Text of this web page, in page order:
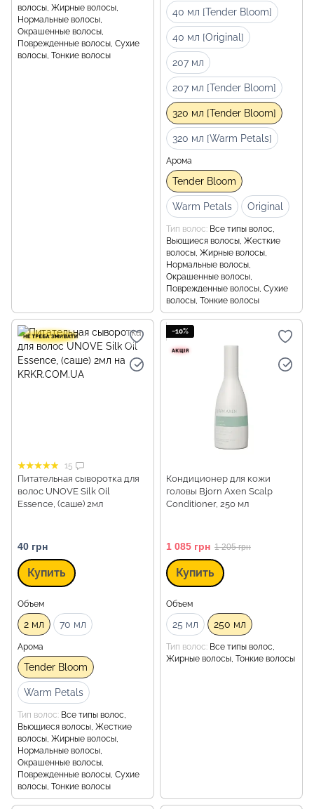
волосы, Жирные волосы,
Нормальные волосы,
Окрашенные волосы,
Поврежденные волосы, Сухие
волосы, Тонкие волосы
40 мл [Tender Bloom]
40 мл [Original]
207 мл
207 мл [Tender Bloom]
320 мл [Tender Bloom]
320 мл [Warm Petals]
Арома
Tender Bloom
Warm Petals Original
Тип волос Все типы волос,
Вьющиеся волосы, Жесткие
волосы, Жирные волосы,
Нормальные волосы,
Окрашенные волосы,
Поврежденные волосы, Сухие
волосы, Тонкие волосы
15
Питательная сыворотка для
волос UNOVE Silk Oil
Essence, (саше) 2мл
40 грн
Купить
Объем
2 мл 70 мл
Арома
Tender Bloom
Warm Petals
Тип волос Все типы волос,
Вьющиеся волосы, Жесткие
волосы, Жирные волосы,
Нормальные волосы,
Окрашенные волосы,
Поврежденные волосы, Сухие
волосы, Тонкие волосы
−10%
Кондиционер для кожи
головы Bjorn Axen Scalp
Conditioner, 250 мл
1 085 грн 1 205 грн
Купить
Объем
25 мл 250 мл
Тип волос Все типы волос,
Жирные волосы, Тонкие волосы